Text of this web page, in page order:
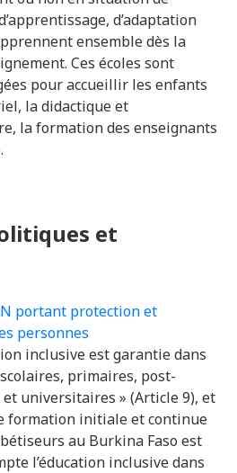
d’adaptation
ensembledès la
. Ces écoles sont
pour accueillir les enfants
la didactique et
laformation des enseignants
et
portant protection et
personnes
inclusive est garantie dans
primaires, post-
universitaires » (Article 9), et
formation initiale et continue
au Burkina Faso est
l’éducation inclusive dans